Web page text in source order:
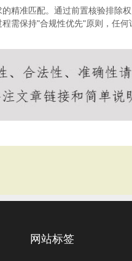
精准匹配。通过前置核验排
需保持"合规性优先"原则，任
网站标签